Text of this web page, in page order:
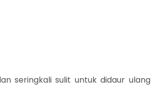
seringkali sulit untuk didaur ulang